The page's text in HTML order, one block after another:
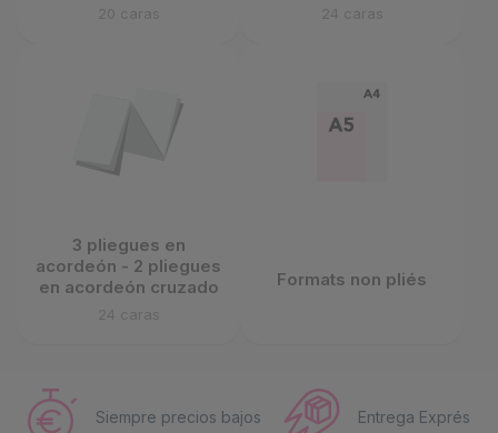
20 caras 24 caras
3 pliegues en
acordeón - 2 pliegues
en acordeón cruzado
24 caras
Formats non pliés
Siempre precios bajos Entrega Exprés